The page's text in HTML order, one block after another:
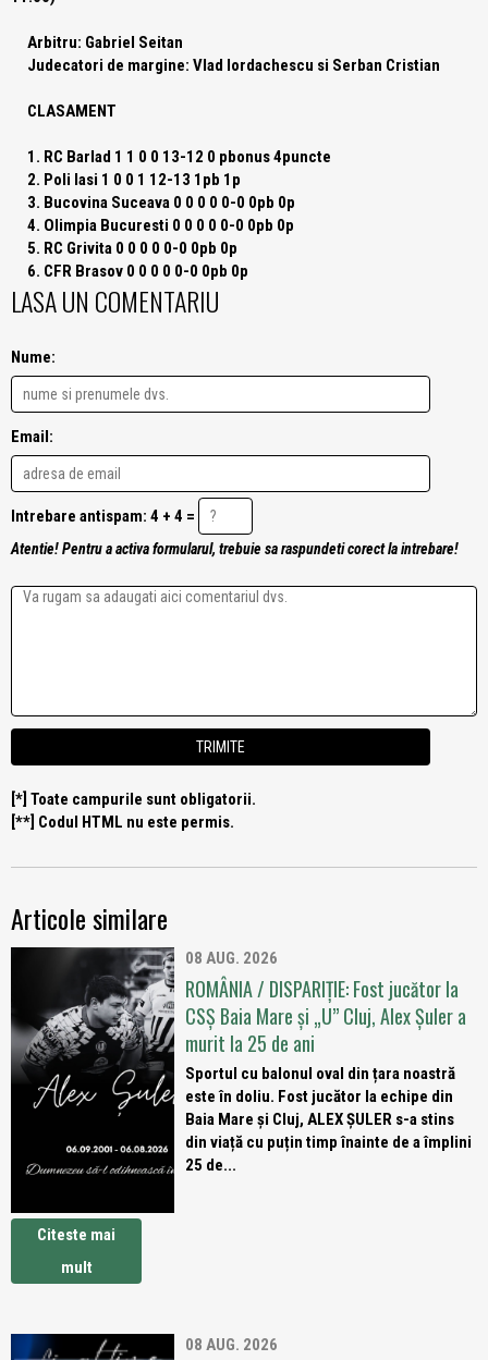
Arbitru: Gabriel Seitan
Judecatori de margine: Vlad Iordachescu si Serban Cristian
CLASAMENT
1. RC Barlad 1 1 0 0 13-12 0 pbonus 4puncte
2. Poli Iasi 1 0 0 1 12-13 1pb 1p
3. Bucovina Suceava 0 0 0 0 0-0 0pb 0p
4. Olimpia Bucuresti 0 0 0 0 0-0 0pb 0p
5. RC Grivita 0 0 0 0 0-0 0pb 0p
6. CFR Brasov 0 0 0 0 0-0 0pb 0p
LASA UN COMENTARIU
Nume:
Email:
Intrebare antispam: 4 + 4 =
Atentie! Pentru a activa formularul, trebuie sa raspundeti corect la intrebare!
[*] Toate campurile sunt obligatorii.
[**] Codul HTML nu este permis.
Articole similare
08 AUG. 2026
ROMÂNIA / DISPARIȚIE: Fost jucător la
CSȘ Baia Mare și „U” Cluj, Alex Șuler a
murit la 25 de ani
Sportul cu balonul oval din țara noastră
este în doliu. Fost jucător la echipe din
Baia Mare și Cluj, ALEX ȘULER s-a stins
din viață cu puțin timp înainte de a împlini
25 de...
Citeste mai
mult
08 AUG. 2026